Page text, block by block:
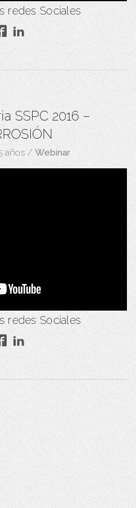
redes Sociales
SSPC 2016 –
años / Webinar
redes Sociales